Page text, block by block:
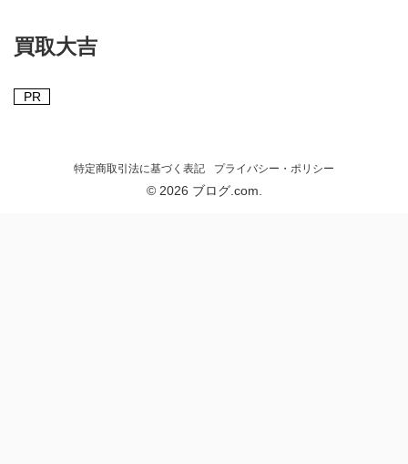
買取大吉
PR
特定商取引法に基づく表記 プライバシー・ポリシー
© 2026 ブログ.com.